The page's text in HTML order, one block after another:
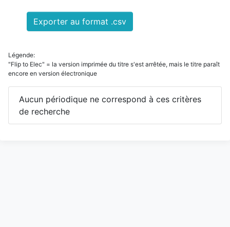
Exporter au format .csv
Légende:
"Flip to Elec" = la version imprimée du titre s'est arrêtée, mais le titre paraît
encore en version électronique
Aucun périodique ne correspond à ces critères
de recherche